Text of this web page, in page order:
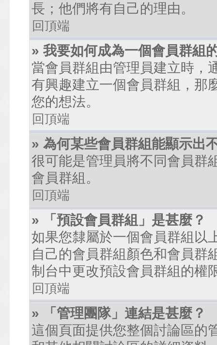
長；他們將有自己的理由。
回頂端
» 我要如何成為一個會員群組
當會員群組由管理員建立時，
有興趣建立一個會員群組，那
您的想法。
回頂端
» 為何某些會員群組能顯示出
很可能是管理員將不同會員群
會員群組。
回頂端
» 「預設會員群組」是甚麼？
如果您隸屬於一個會員群組以
自己的會員群組顏色和會員群
制台中更改預設會員群組的權
回頂端
» 「管理團隊」連結是甚麼？
這個頁面提供您整個討論區的